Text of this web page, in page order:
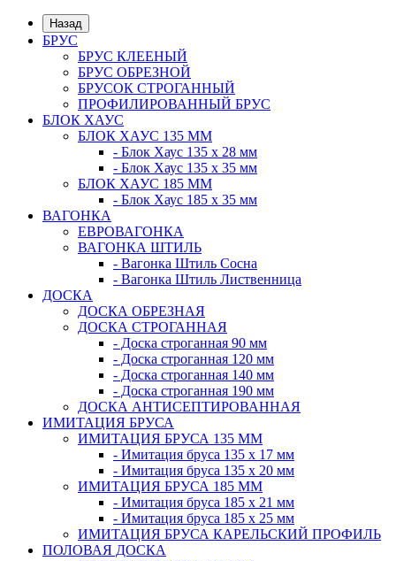
Назад
БРУС
БРУС КЛЕЕНЫЙ
БРУС ОБРЕЗНОЙ
БРУСОК СТРОГАННЫЙ
ПРОФИЛИРОВАННЫЙ БРУС
БЛОК ХАУС
БЛОК ХАУС 135 ММ
- Блок Хаус 135 х 28 мм
- Блок Хаус 135 х 35 мм
БЛОК ХАУС 185 ММ
- Блок Хаус 185 х 35 мм
ВАГОНКА
ЕВРОВАГОНКА
ВАГОНКА ШТИЛЬ
- Вагонка Штиль Сосна
- Вагонка Штиль Лиственница
ДОСКА
ДОСКА ОБРЕЗНАЯ
ДОСКА СТРОГАННАЯ
- Доска строганная 90 мм
- Доска строганная 120 мм
- Доска строганная 140 мм
- Доска строганная 190 мм
ДОСКА АНТИСЕПТИРОВАННАЯ
ИМИТАЦИЯ БРУСА
ИМИТАЦИЯ БРУСА 135 ММ
- Имитация бруса 135 х 17 мм
- Имитация бруса 135 х 20 мм
ИМИТАЦИЯ БРУСА 185 ММ
- Имитация бруса 185 х 21 мм
- Имитация бруса 185 х 25 мм
ИМИТАЦИЯ БРУСА КАРЕЛЬСКИЙ ПРОФИЛЬ
ПОЛОВАЯ ДОСКА